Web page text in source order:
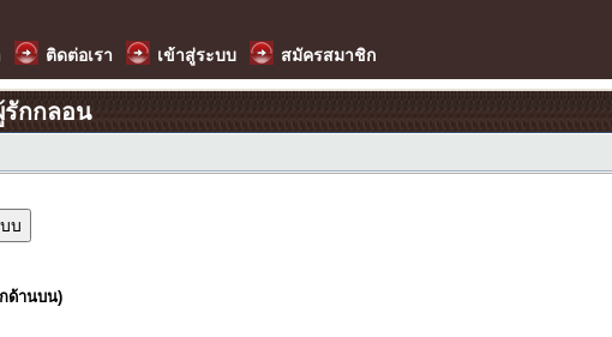
ติดต่อเรา เข้าสู่ระบบ สมัครสมาชิก
กกลอน
ด้านบน)